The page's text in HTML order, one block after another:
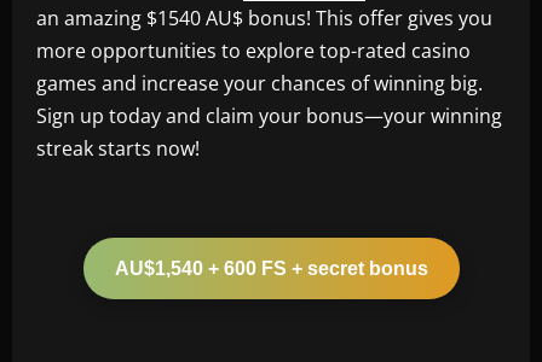
an amazing $1540 AU$ bonus! This offer gives you
more opportunities to explore top-rated casino
games and increase your chances of winning big.
Sign up today and claim your bonus—your winning
streak starts now!
AU$1,540 + 600 FS + secret bonus